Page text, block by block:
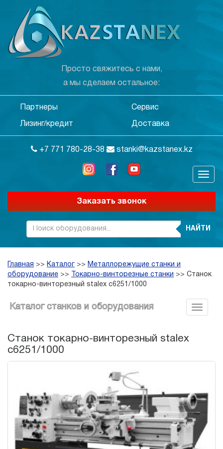
Просто свяжитесь с нами,
а мы сделаем остальное:
Партнеры Сервис
Лизинг/кредит Доставка
+7 771 780-28-38 stanki@kazstanex.kz
Заказать звонок
НАЙТИ
Главная >> Каталог >> Металлорежущие станки и
оборудование >> Токарно-винторезные станки >> Станок
токарно-винторезный stalex c6251/1000
Каталог станков и оборудования
Станок токарно-винторезный stalex
c6251/1000